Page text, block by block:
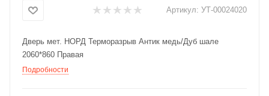
Артикул: УТ-00024020
Дверь мет. НОРД Терморазрыв Антик медь/Дуб шале
2060*860 Правая
Подробности
Оставшиеся75% будут
по25 %каждые 2 недели